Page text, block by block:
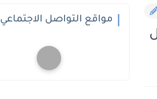
مواقع التواصل الاجتماعي